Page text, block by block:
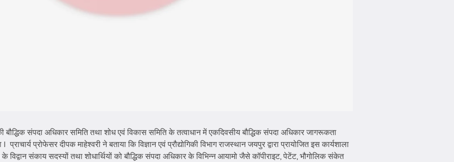
बौद्धिक संपदा अधिकार समिति तथा शोध एवं विकास समिति के तत्वाधान में एकदिवसीय बौद्धिक संपदा अधिकार जागरूकता
प्रोफेसर दीपक माहेश्वरी ने बताया कि विज्ञान एवं प्रौद्योगिकी विभाग राजस्थान जयपुर द्वारा प्रायोजित इस कार्यशाला
के विद्वान संकाय सदस्यों तथा शोधार्थियों को बौद्धिक संपदा अधिकार के विभिन्न आयामो जैसे कॉपीराइट, पेटेंट, भौगोलिक संकेत